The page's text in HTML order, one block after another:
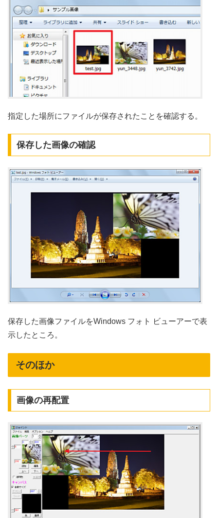
指定した場所にファイルが保存されたことを確認する。
保存した画像の確認
保存した画像ファイルをWindows フォト ビューアーで表
示したところ。
そのほか
画像の再配置